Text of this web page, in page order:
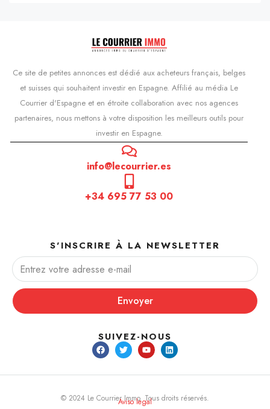
Ce site de petites annonces est dédié aux acheteurs français, belges
et suisses qui souhaitent investir en Espagne. Affilié au média Le
Courrier d'Espagne et en étroite collaboration avec nos agences
partenaires, nous mettons à votre disposition les meilleurs outils pour
investir en Espagne.
info@lecourrier.es
+34 695 77 53 00
S'INSCRIRE À LA NEWSLETTER
Envoyer
SUIVEZ-NOUS
© 2024 Le Courrier Immo. Tous droits réservés.
Aviso legal